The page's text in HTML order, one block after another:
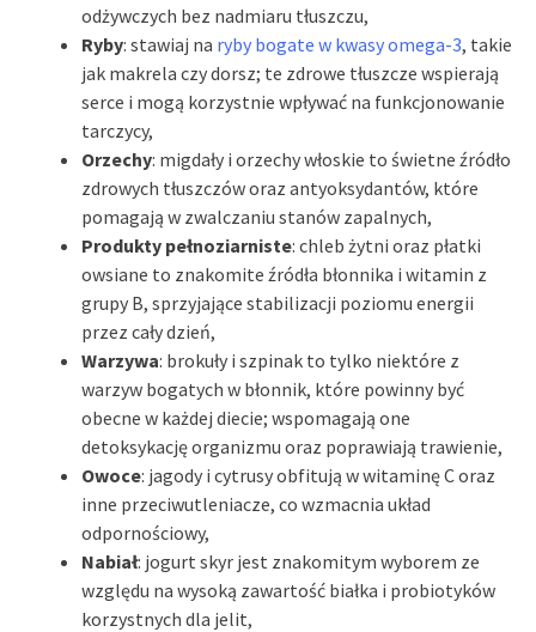
odżywczych bez nadmiaru tłuszczu,
Ryby: stawiaj na ryby bogate w kwasy omega-3, takie
jak makrela czy dorsz; te zdrowe tłuszcze wspierają
serce i mogą korzystnie wpływać na funkcjonowanie
tarczycy,
Orzechy: migdały i orzechy włoskie to świetne źródło
zdrowych tłuszczów oraz antyoksydantów, które
pomagają w zwalczaniu stanów zapalnych,
Produkty pełnoziarniste: chleb żytni oraz płatki
owsiane to znakomite źródła błonnika i witamin z
grupy B, sprzyjające stabilizacji poziomu energii
przez cały dzień,
Warzywa: brokuły i szpinak to tylko niektóre z
warzyw bogatych w błonnik, które powinny być
obecne w każdej diecie; wspomagają one
detoksykację organizmu oraz poprawiają trawienie,
Owoce: jagody i cytrusy obfitują w witaminę C oraz
inne przeciwutleniacze, co wzmacnia układ
odpornościowy,
Nabiał: jogurt skyr jest znakomitym wyborem ze
względu na wysoką zawartość białka i probiotyków
korzystnych dla jelit,